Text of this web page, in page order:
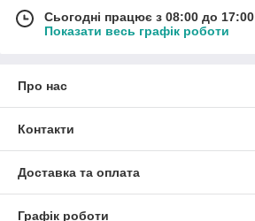
Сьогодні працює з 08:00 до 17:00
Показати весь графік роботи
Про нас
Контакти
Доставка та оплата
Графік роботи